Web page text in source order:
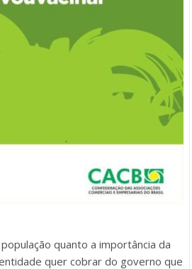
quanto a importância da
quer cobrar do governo que